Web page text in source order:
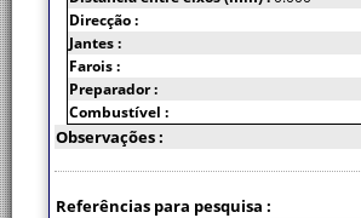
Direcção :
Jantes :
Farois :
Preparador :
Combustível :
Observações :
Referências para pesquisa :